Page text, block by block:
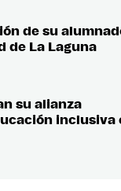
de su
de La Laguna
su alianza
inclusiva